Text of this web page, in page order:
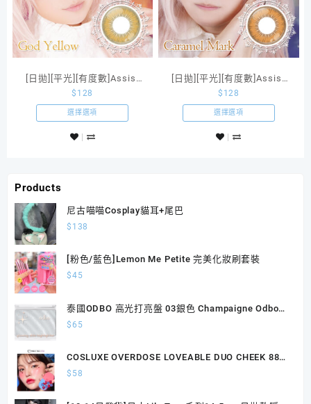
[日拋][平光][有度數]Assist
shutella 1Day God Yellow
$ 128
選擇選項
[日拋][平光][有度數]Assist
shutella 1Day Caramel
Mark
$ 128
選擇選項
Products
尼古喵喵Cosplay貓耳+尾巴
$ 138
[粉色/藍色]Lemon Me Petite 完美化妝刷套裝
$45
泰國ODBO 高光打亮盤 03銀色 Champaigne Odbo
Glowing Skin Highlighter 4.5g
$65
COSLUXE OVERDOSE LOVEABLE DUO CHEEK 88胭
脂
$ 58